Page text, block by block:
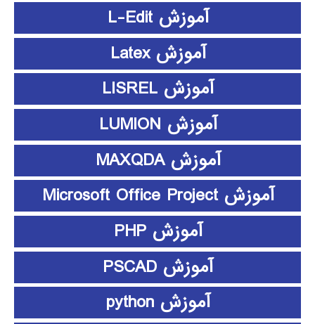
آموزش L-Edit
آموزش Latex
آموزش LISREL
آموزش LUMION
آموزش MAXQDA
آموزش Microsoft Office Project
آموزش PHP
آموزش PSCAD
آموزش python